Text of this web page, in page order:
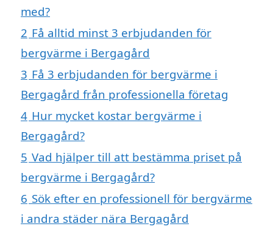
med?
2 Få alltid minst 3 erbjudanden för
bergvärme i Bergagård
3 Få 3 erbjudanden för bergvärme i
Bergagård från professionella företag
4 Hur mycket kostar bergvärme i
Bergagård?
5 Vad hjälper till att bestämma priset på
bergvärme i Bergagård?
6 Sök efter en professionell för bergvärme
i andra städer nära Bergagård